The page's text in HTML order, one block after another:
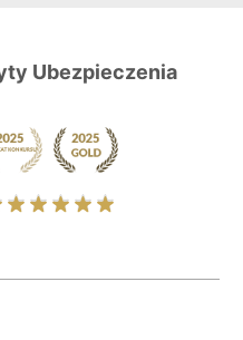
Ubezpieczenia